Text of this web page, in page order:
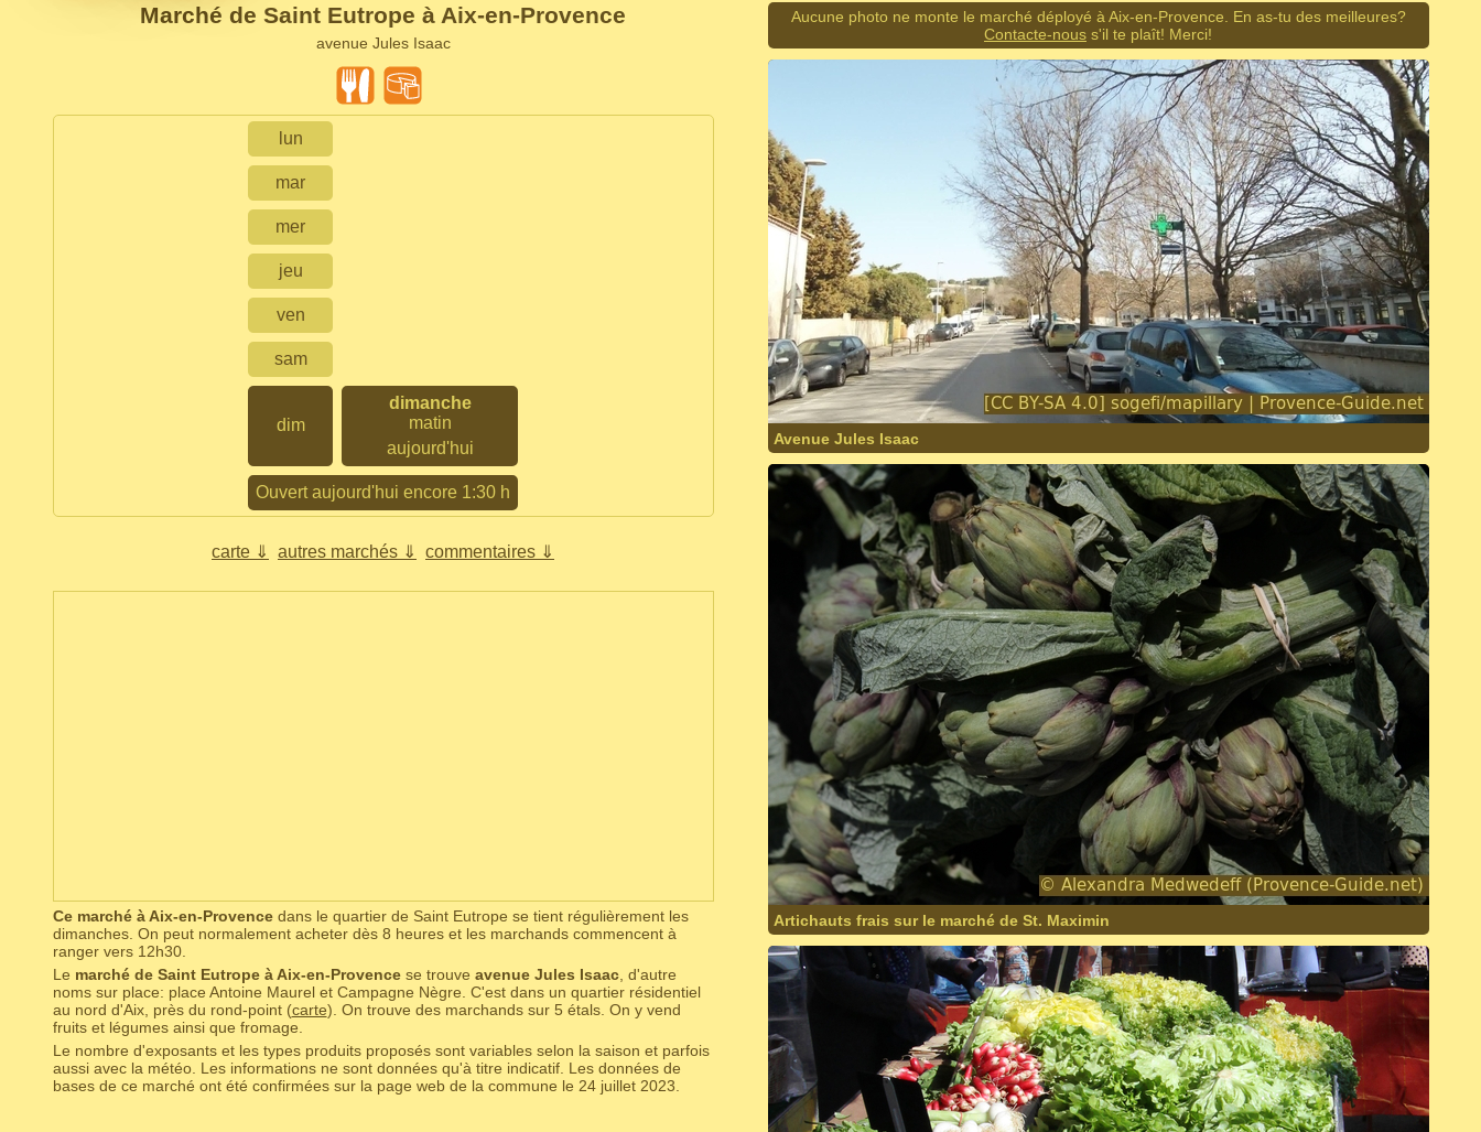
Marché de Saint Eutrope à Aix-en-Provence
avenue Jules Isaac
lun
mar
mer
jeu
ven
sam
dim
dimanche
matin
aujourd'hui
Ouvert aujourd'hui encore 1:30 h
carte ⇓ autres marchés ⇓ commentaires ⇓
Ce marché à Aix-en-Provencedans le quartier de Saint Eutrope se tient régulièrement les
dimanches. On peut normalement acheter dès 8 heures et les marchands commencent à
ranger vers 12h30.
Le marché de Saint Eutrope à Aix-en-Provencese trouve avenue Jules Isaac, d'autre
noms sur place: place Antoine Maurel et Campagne Nègre. C'est dans un quartier résidentiel
au nord d'Aix, près du rond-point (carte). On trouve des marchands sur 5 étals. On y vend
fruits et légumes ainsi que fromage.
Le nombre d'exposants et les types produits proposés sont variables selon la saison et parfois
aussi avec la météo. Les informations ne sont données qu'à titre indicatif. Les données de
bases de ce marché ont été confirmées sur la page web de la commune le 24 juillet 2023.
Aucune photo ne monte le marché déployé à Aix-en-Provence. En as-tu des meilleures?
Contacte-nous s'il te plaît! Merci!
Avenue Jules Isaac
Artichauts frais sur le marché de St. Maximin